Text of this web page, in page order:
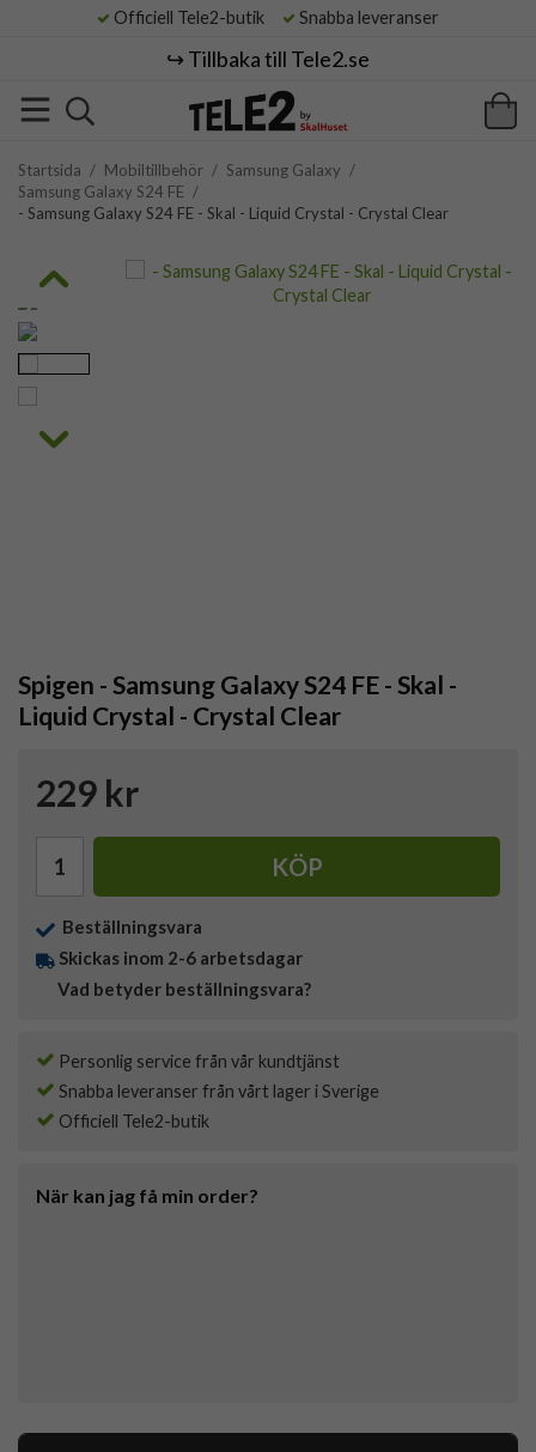
Officiell Tele2-butik Snabba leveranser
↪️ Tillbaka till Tele2.se
Startsida / Mobiltillbehör / Samsung Galaxy /
Samsung Galaxy S24 FE /
- Samsung Galaxy S24 FE - Skal - Liquid Crystal - Crystal Clear
Spigen - Samsung Galaxy S24 FE - Skal -
Liquid Crystal - Crystal Clear
229 kr
KÖP
Beställningsvara
Skickas inom 2-6 arbetsdagar
Vad betyder beställningsvara?
Personlig service från vår kundtjänst
Snabba leveranser från vårt lager i Sverige
Officiell Tele2-butik
När kan jag få min order?